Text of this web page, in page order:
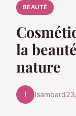
BEAUTÉ
la
nature
I Isambard